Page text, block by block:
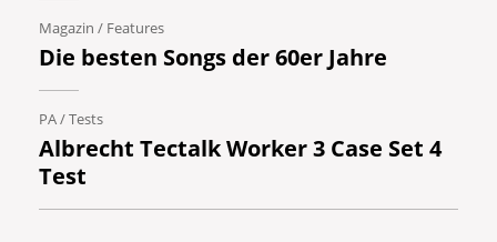
Magazin / Features
Die besten Songs der 60er Jahre
PA/Tests
Albrecht Tectalk Worker 3 Case Set 4
Test